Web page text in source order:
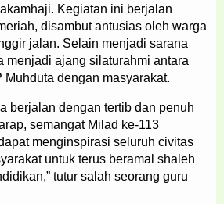
Kegiatan ini berjalan
disambut antusias oleh warga
jalan. Selain menjadi sarana
menjadi ajang silaturahmi antara
Muhduta dengan masyarakat.
berjalan dengan tertib dan penuh
semangat Milad ke-113
menginspirasi seluruh civitas
untuk terus beramal shaleh
tutur salah seorang guru